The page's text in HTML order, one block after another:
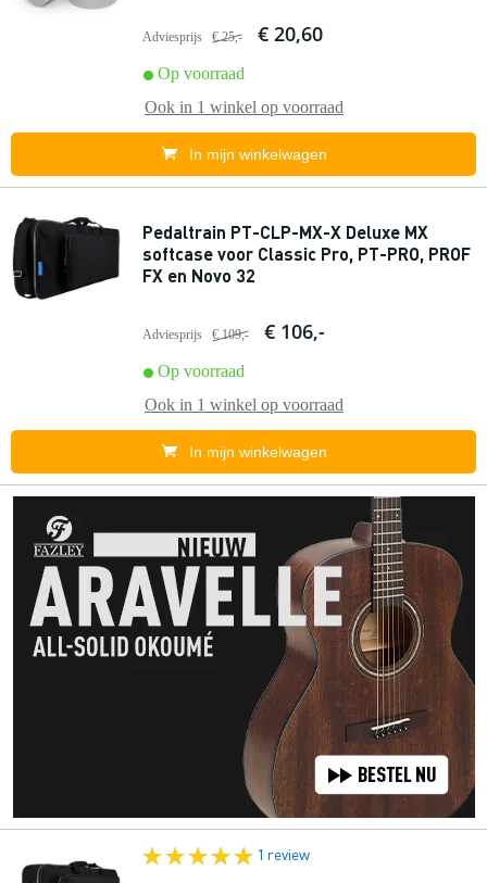
Adviesprijs € 25,- € 20,60
Op voorraad
Ook in 1 winkel op voorraad
In mijn winkelwagen
Pedaltrain PT-CLP-MX-X Deluxe MX
softcase voor Classic Pro, PT-PRO, PROF
FX en Novo 32
Adviesprijs € 109,- € 106,-
Op voorraad
Ook in 1 winkel op voorraad
In mijn winkelwagen
1 review